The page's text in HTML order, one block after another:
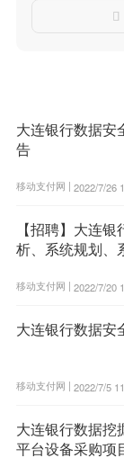

大连银行数据安
告
移动支付网 | 2022/7/26
【招聘】大连
析、系统规划、
移动支付网 | 2022/7/20
大连银行数据安
移动支付网 | 2022/7/5
大连银行数据挖
平台设备采购项